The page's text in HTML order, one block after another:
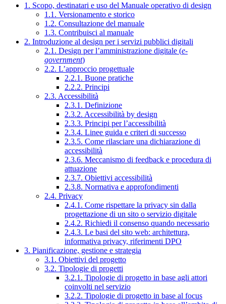
1. Scopo, destinatari e uso del Manuale operativo di design
1.1. Versionamento e storico
1.2. Consultazione del manuale
1.3. Contribuisci al manuale
2. Introduzione al design per i servizi pubblici digitali
2.1. Design per l’amministrazione digitale (e-
government)
2.2. L’approccio progettuale
2.2.1. Buone pratiche
2.2.2. Principi
2.3. Accessibilità
2.3.1. Definizione
2.3.2. Accessibilità by design
2.3.3. Principi per l’accessibilità
2.3.4. Linee guida e criteri di successo
2.3.5. Come rilasciare una dichiarazione di
accessibilità
2.3.6. Meccanismo di feedback e procedura di
attuazione
2.3.7. Obiettivi accessibilità
2.3.8. Normativa e approfondimenti
2.4. Privacy
2.4.1. Come rispettare la privacy sin dalla
progettazione di un sito o servizio digitale
2.4.2. Richiedi il consenso quando necessario
2.4.3. Le basi del sito web: architettura,
informativa privacy, riferimenti DPO
3. Pianificazione, gestione e strategia
3.1. Obiettivi del progetto
3.2. Tipologie di progetti
3.2.1. Tipologie di progetto in base agli attori
coinvolti nel servizio
3.2.2. Tipologie di progetto in base al focus